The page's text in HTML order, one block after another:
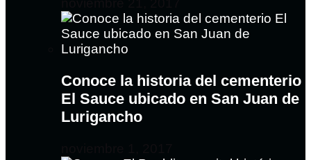
Conoce la historia del cementerio
El Sauce ubicado en San Juan de
Lurigancho